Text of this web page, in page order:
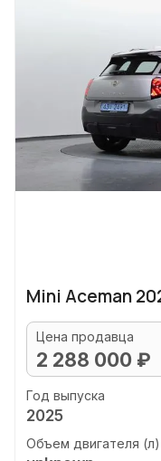
Mini Aceman
Цена продавца
2 288 000 ₽
Год выпуска
2025
Объем двигателя (л)